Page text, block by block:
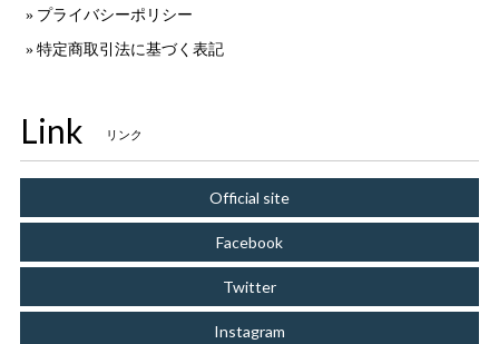
プライバシーポリシー
特定商取引法に基づく表記
Link リンク
Official site
Facebook
Twitter
Instagram